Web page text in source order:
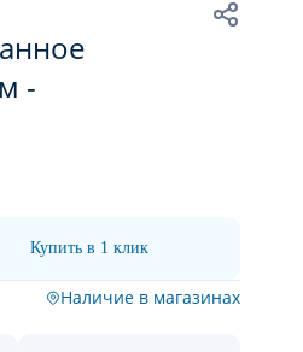
-
Купить в 1 клик
Наличие в магазинах